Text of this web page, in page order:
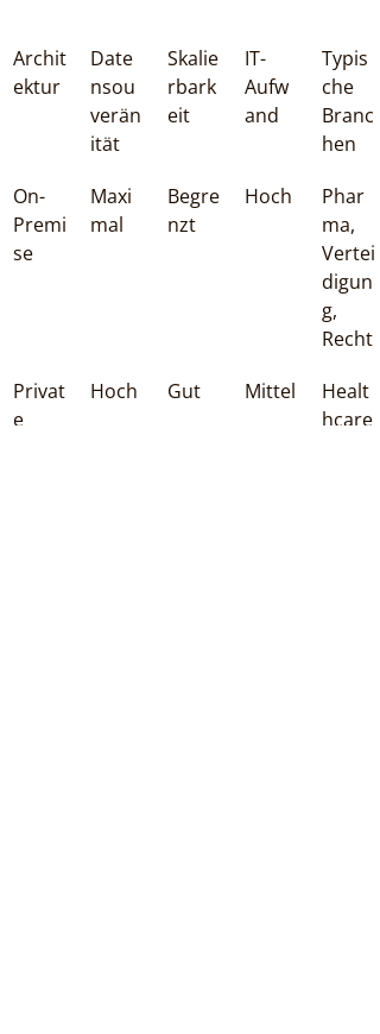
Archit
ektur
Date
nsou
verän
ität
Skalie
rbark
eit
IT-
Aufw
and
Typis
che
Branc
hen
On-
Premi
se
Maxi
mal
Begre
nzt
Hoch
Phar
ma,
Vertei
digun
g,
Recht
Privat
e
Hoch Gut Mittel
Healt
hcare